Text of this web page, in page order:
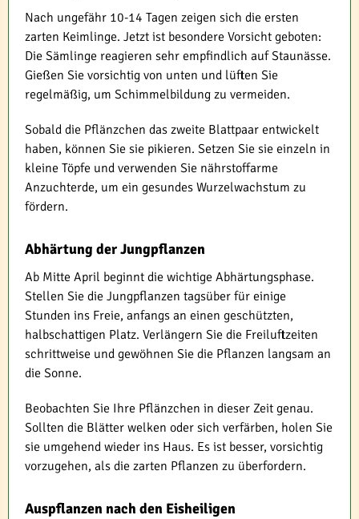
Nach ungefähr 10-14 Tagen zeigen sich die ersten
zarten Keimlinge. Jetzt ist besondere Vorsicht geboten:
Die Sämlinge reagieren sehr empfindlich auf Staunässe.
Gießen Sie vorsichtig von unten und lüften Sie
regelmäßig, um Schimmelbildung zu vermeiden.
Sobald die Pflänzchen das zweite Blattpaar entwickelt
haben, können Sie sie pikieren. Setzen Sie sie einzeln in
kleine Töpfe und verwenden Sie nährstoffarme
Anzuchterde, um ein gesundes Wurzelwachstum zu
fördern.
Abhärtung der Jungpflanzen
Ab Mitte April beginnt die wichtige Abhärtungsphase.
Stellen Sie die Jungpflanzen tagsüber für einige
Stunden ins Freie, anfangs an einen geschützten,
halbschattigen Platz. Verlängern Sie die Freiluftzeiten
schrittweise und gewöhnen Sie die Pflanzen langsam an
die Sonne.
Beobachten Sie Ihre Pflänzchen in dieser Zeit genau.
Sollten die Blätter welken oder sich verfärben, holen Sie
sie umgehend wieder ins Haus. Es ist besser, vorsichtig
vorzugehen, als die zarten Pflanzen zu überfordern.
Auspflanzen nach den Eisheiligen